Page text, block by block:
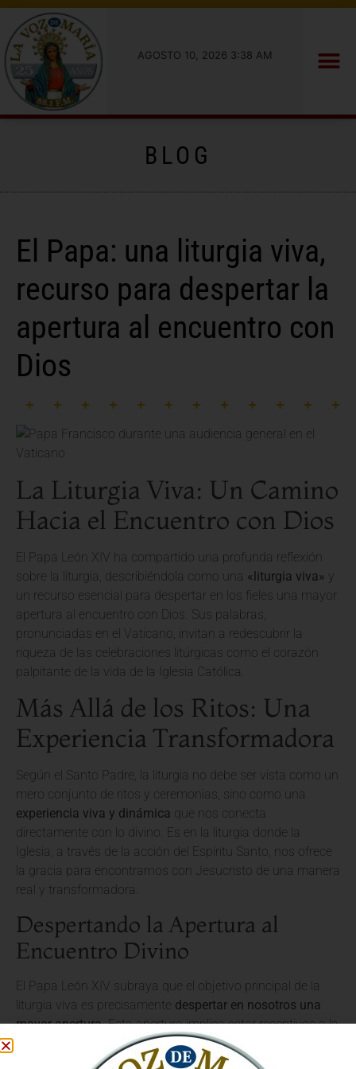
AGOSTO 10, 2026 3:38 AM
BLOG
El Papa: una liturgia viva,
recurso para despertar la
apertura al encuentro con
Dios
La Liturgia Viva: Un Camino
Hacia el Encuentro con Dios
El Papa León XIV ha compartido una profunda reflexión
sobre la liturgia, describiéndola como una «liturgia viva» y
un recurso esencial para despertar en los fieles una mayor
apertura al encuentro con Dios. Sus palabras,
pronunciadas en el Vaticano, invitan a redescubrir la
riqueza de las celebraciones litúrgicas como el corazón
palpitante de la vida de la Iglesia Católica.
Más Allá de los Ritos: Una
Experiencia Transformadora
Según el Santo Padre, la liturgia no debe ser vista como un
mero conjunto de ritos y ceremonias, sino como una
experiencia viva y dinámica que nos conecta
directamente con lo divino. Es en la liturgia donde la
Iglesia, a través de la acción del Espíritu Santo, nos ofrece
la gracia para encontrarnos con Jesucristo de una manera
real y transformadora.
Despertando la Apertura al
Encuentro Divino
El Papa León XIV subraya que el objetivo principal de la
liturgia viva es precisamente despertar en nosotros una
mayor apertura. Esta apertura implica estar receptivos a la
voz de Dios, a su amor y a su llamada a la santidad. La
liturgia nos prepara para este encuentro, nos nutre y nos